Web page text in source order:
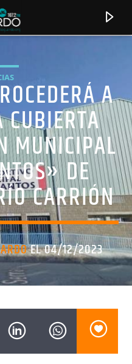
A
MUNICIPAL
DE
CARRIÓN
EL 04/12/2023